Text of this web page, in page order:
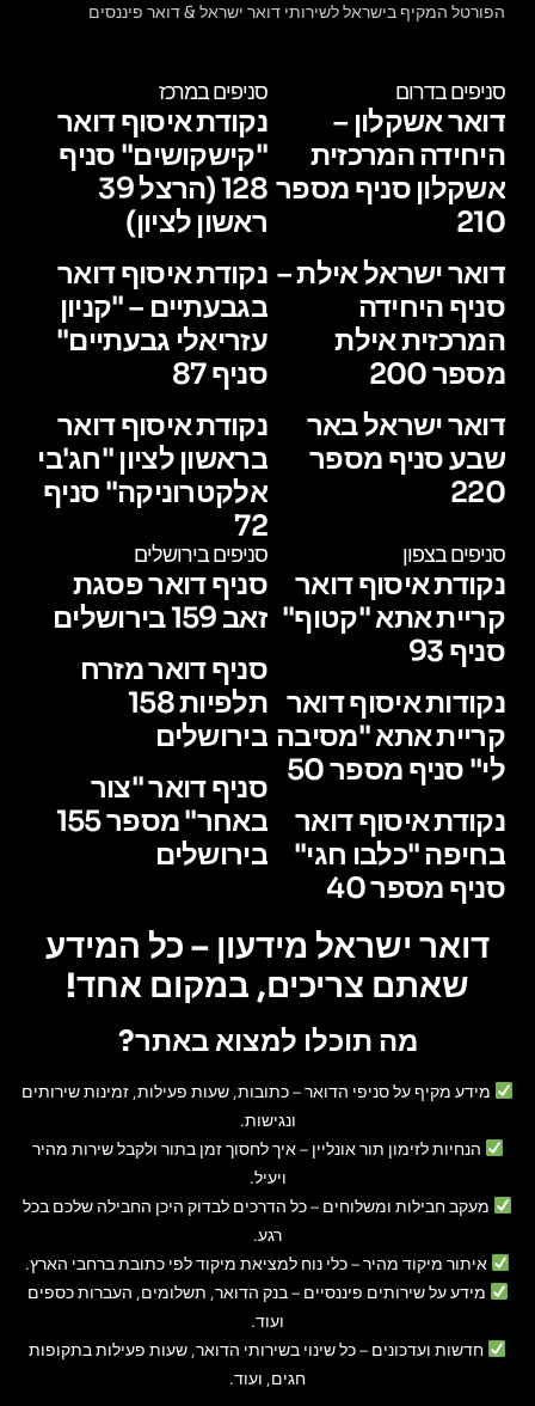
הפורטל המקיף בישראל לשירותי דואר ישראל & דואר פיננסים
סניפים בדרום
דואר אשקלון –
היחידה המרכזית
אשקלון סניף מספר
210
דואר ישראל אילת –
סניף היחידה
המרכזית אילת
מספר 200
דואר ישראל באר
שבע סניף מספר
220
סניפים במרכז
נקודת איסוף דואר
"קישקושים" סניף
128 (הרצל 39
ראשון לציון)
נקודת איסוף דואר
בגבעתיים – "קניון
עזריאלי גבעתיים"
סניף 87
נקודת איסוף דואר
בראשון לציון "חג'בי
אלקטרוניקה" סניף
72
סניפים בצפון
נקודת איסוף דואר
קריית אתא "קטוף"
סניף 93
נקודות איסוף דואר
קריית אתא "מסיבה
לי" סניף מספר 50
נקודת איסוף דואר
בחיפה "כלבו חגי"
סניף מספר 40
סניפים בירושלים
סניף דואר פסגת
זאב 159 בירושלים
סניף דואר מזרח
תלפיות 158
בירושלים
סניף דואר "צור
באחר" מספר 155
בירושלים
דואר ישראל מידעון – כל המידע
שאתם צריכים, במקום אחד!
מה תוכלו למצוא באתר?
מידע מקיף על סניפי הדואר– כתובות, שעות פעילות, זמינות שירותים
ונגישות.
הנחיות לזימון תור אונליין – איך לחסוך זמן בתור ולקבל שירות מהיר
ויעיל.
מעקב חבילות ומשלוחים – כל הדרכים לבדוק היכן החבילה שלכם בכל
רגע.
איתור מיקוד מהיר– כלי נוח למציאת מיקוד לפי כתובת ברחבי הארץ.
מידע על שירותים פיננסיים – בנק הדואר, תשלומים, העברות כספים
ועוד.
חדשות ועדכונים – כל שינוי בשירותי הדואר, שעות פעילות בתקופות
חגים, ועוד.